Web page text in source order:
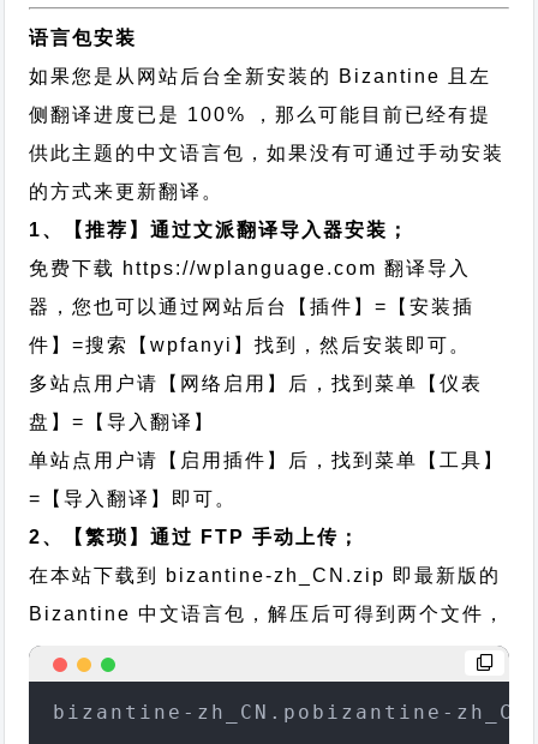
语言包安装
如果您是从网站后台全新安装的 Bizantine 且左
侧翻译进度已是 100% ，那么可能目前已经有提
供此主题的中文语言包，如果没有可通过手动安装
的方式来更新翻译。
1、【推荐】通过文派翻译导入器安装；
免费下载 https://wplanguage.com 翻译导入
器，您也可以通过网站后台【插件】=【安装插
件】=搜索【wpfanyi】找到，然后安装即可。
多站点用户请【网络启用】后，找到菜单【仪表
盘】=【导入翻译】
单站点用户请【启用插件】后，找到菜单【工具】
=【导入翻译】即可。
2、【繁琐】通过 FTP 手动上传；
在本站下载到 bizantine-zh_CN.zip 即最新版的
Bizantine 中文语言包，解压后可得到两个文件，
bizantine-zh_CN.pobizantine-